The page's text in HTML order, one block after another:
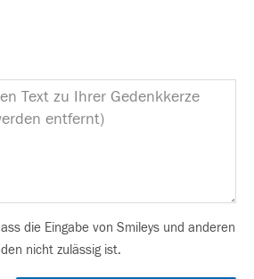
die Eingabe von Smileys und anderen
nicht zulässig ist.